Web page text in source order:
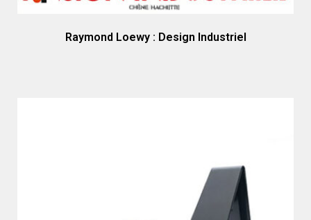
Raymond Loewy : Design Industriel